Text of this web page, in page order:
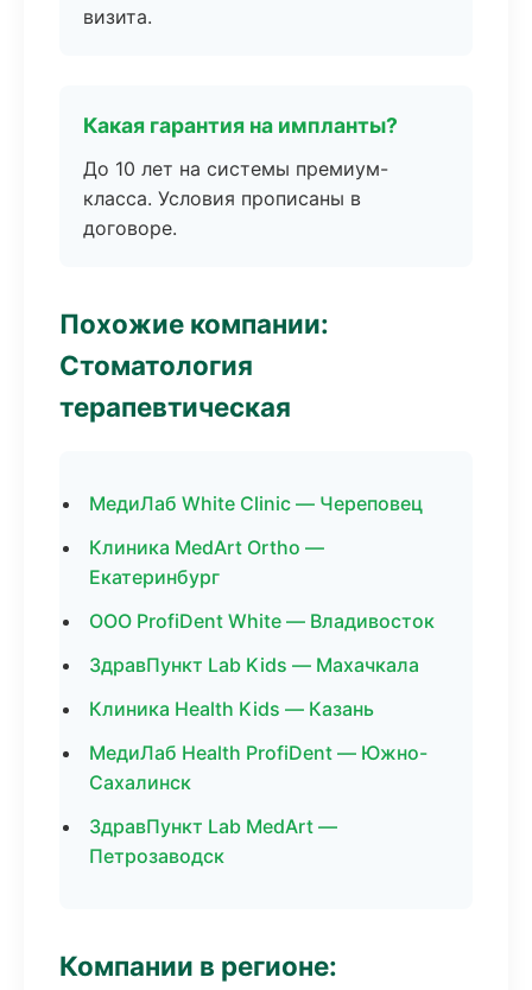
визита.
Какая гарантия на импланты?
До 10 лет на системы премиум-
класса. Условия прописаны в
договоре.
Похожие компании:
Стоматология
терапевтическая
МедиЛаб White Clinic — Череповец
Клиника MedArt Ortho —
Екатеринбург
ООО ProfiDent White — Владивосток
ЗдравПункт Lab Kids — Махачкала
Клиника Health Kids — Казань
МедиЛаб Health ProfiDent — Южно-
Сахалинск
ЗдравПункт Lab MedArt —
Петрозаводск
Компании в регионе: